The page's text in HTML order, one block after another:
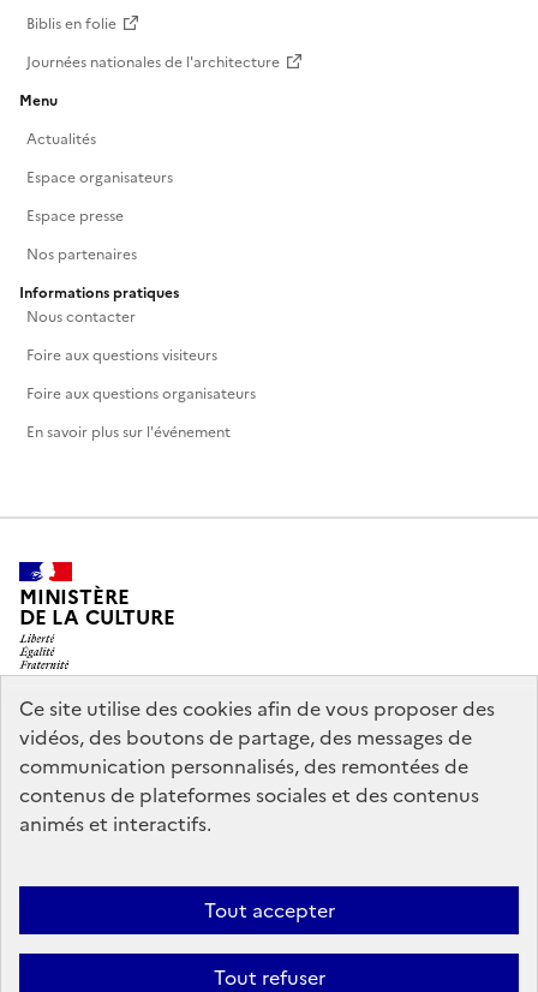
Ce site utilise des cookies afin de vous proposer des
vidéos, des boutons de partage, des messages de
communication personnalisés, des remontées de
contenus de plateformes sociales et des contenus
animés et interactifs.
Tout accepter
Tout refuser
Biblis en folie
Journées nationales de l'architecture
Menu
Actualités
Espace organisateurs
Espace presse
Nos partenaires
Informations pratiques
Nous contacter
Foire aux questions visiteurs
Foire aux questions organisateurs
En savoir plus sur l'événement
MINISTÈRE
DE LA CULTURE
legifrance.gouv.fr
info.gouv.fr
service-public.gouv.fr
data.gouv.fr
Mentions légales